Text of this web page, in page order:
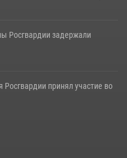
Росгвардии задержали
Росгвардии принял участие во